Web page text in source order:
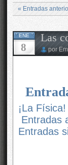
« Entradas
ENE
8
Las
por
¡La
Entradas
Entradas